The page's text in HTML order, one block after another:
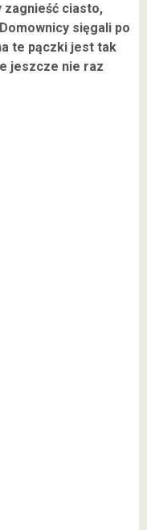
zagnieść ciasto,
sięgali po
te pączki jest tak
jeszcze nie raz